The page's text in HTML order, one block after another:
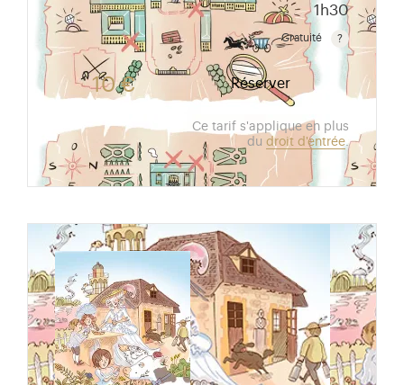
1h30
Gratuité
Gratuit pour les enfants de moins de 10 ans.Tarif
10 € Réserver
Ce tarif s'applique en plus
du droit d'entrée.